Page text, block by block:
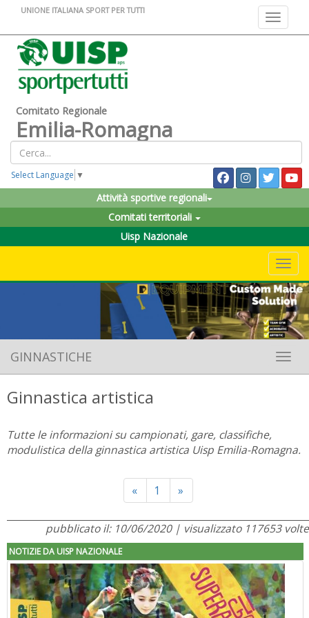
Toggle
UNIONE ITALIANA SPORT PER TUTTI
Comitato Regionale
Emilia-Romagna
Select Language ▼
Attività sportive regionali
Comitati territoriali
Uisp Nazionale
GINNASTICHE
Ginnastica artistica
Tutte le informazioni su campionati, gare, classifiche,
modulistica della ginnastica artistica Uisp Emilia-Romagna.
«Previous
1 »
pubblicato il: 10/06/2020 | visualizzato 117653 volte
NOTIZIE DA UISP NAZIONALE